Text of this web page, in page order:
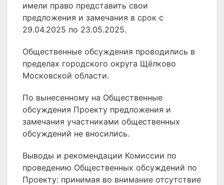
имели право представить свои
предложения и замечания в срок с
29.04.2025 по 23.05.2025.
Общественные обсуждения проводились в
пределах городского округа Щёлково
Московской области.
По вынесенному на Общественные
обсуждения Проекту предложения и
замечания участниками общественных
обсуждений не вносились.
Выводы и рекомендации Комиссии по
проведению Общественных обсуждений по
Проекту: принимая во внимание отсутствие